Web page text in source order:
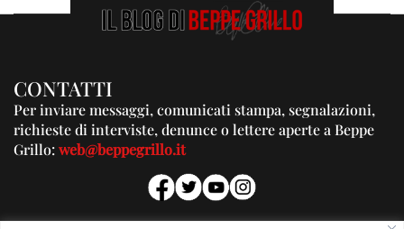
CONTATTI
Per inviare messaggi, comunicati stampa, segnalazioni,
richieste di interviste, denunce o lettere aperte a Beppe
Grillo:web@beppegrillo.it